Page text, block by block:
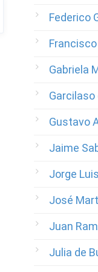
Federico
Gabriela
Garcilaso
Gustavo
Jaime
Jorge
José
Juan
Julia de